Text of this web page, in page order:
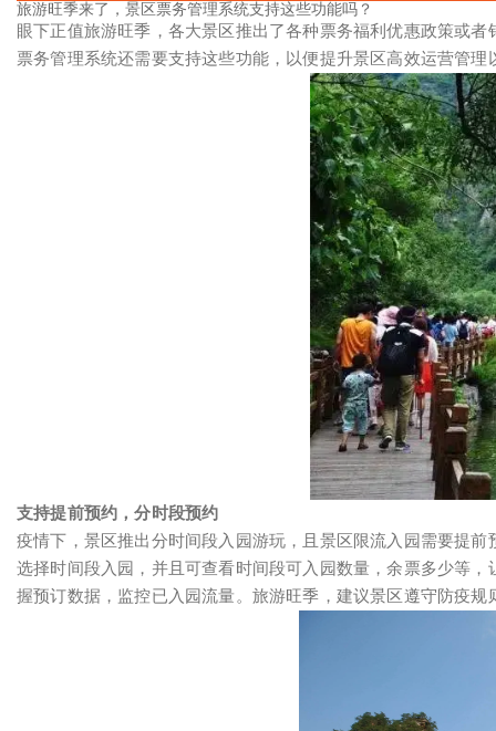
旅游旺季来了，景区票务管理系统支持这些功能吗？
眼下正值旅游旺季，各大景区推出了各种票务福利优惠政策或
票务管理系统还需要支持这些功能，以便提升景区高效运营管
支持提前预约，分时段预约
疫情下，景区推出分时间段入园游玩，且景区限流入园需要提
选择时间段入园，并且可查看时间段可入园数量，余票多少等
握预订数据，监控已入园流量。旅游旺季，建议景区遵守防疫